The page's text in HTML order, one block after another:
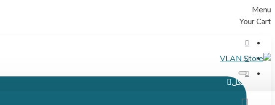
Menu
Your Cart
الكل